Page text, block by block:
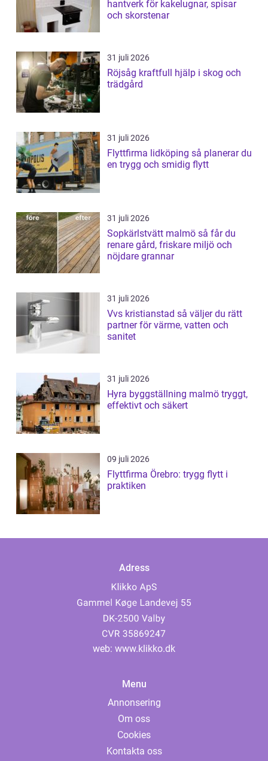
hantverk för kakelugnar, spisar
och skorstenar
31 juli 2026
Röjsåg kraftfull hjälp i skog och
trädgård
31 juli 2026
Flyttfirma lidköping så planerar du
en trygg och smidig flytt
31 juli 2026
Sopkärlstvätt malmö så får du
renare gård, friskare miljö och
nöjdare grannar
31 juli 2026
Vvs kristianstad så väljer du rätt
partner för värme, vatten och
sanitet
31 juli 2026
Hyra byggställning malmö tryggt,
effektivt och säkert
09 juli 2026
Flyttfirma Örebro: trygg flytt i
praktiken
Adress
web: www.klikko.dk
Menu
Annonsering
Om oss
Cookies
Kontakta oss